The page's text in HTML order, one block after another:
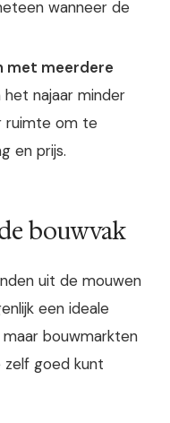
wanneer de
met meerdere
het najaar minder
ruimte om te
en prijs.
bouwvak
uit de mouwen
een ideale
bouwmarkten
zelf goed kunt